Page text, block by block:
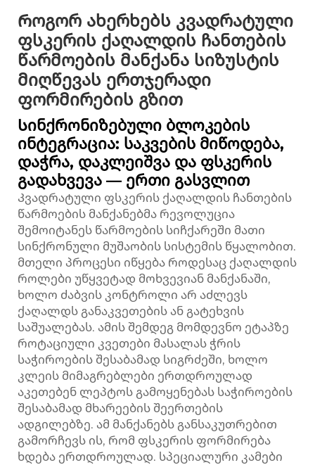
Როგორ ახერხებს კვადრატული
ფსკერის ქაღალდის ჩანთების
წარმოების მანქანა სიზუსტის
მიღწევას ერთჯერადი
ფორმირების გზით
Სინქრონიზებული ბლოკების
ინტეგრაცია: საკვების მიწოდება,
დაჭრა, დაკლეიშვა და ფსკერის
გადახვევა — ერთი გასვლით
Კვადრატული ფსკერის ქაღალდის ჩანთების
წარმოების მანქანებმა რევოლუცია
შემოიტანეს წარმოების სიჩქარეში მათი
სინქრონული მუშაობის სისტემის წყალობით.
მთელი პროცესი იწყება როდესაც ქაღალდის
როლები უწყვეტად მოხვევიან მანქანაში,
ხოლო ძაბვის კონტროლი არ აძლევს
ქაღალდს განაკვეთების ან გატეხვის
საშუალებას. ამის შემდეგ მომდევნო ეტაპზე
როტაციული კვეთები მასალას ჭრის
საჭიროების შესაბამად სიგრძეში, ხოლო
კლეის მიმაგრებლები ერთდროულად
აკეთებენ ლეპტოს გამოყენებას საჭიროების
შესაბამად მხარეების შეერთების
ადგილებზე. ამ მანქანებს განსაკუთრებით
გამორჩევს ის, რომ ფსკერის ფორმირება
ხდება ერთდროულად. სპეციალური კამები